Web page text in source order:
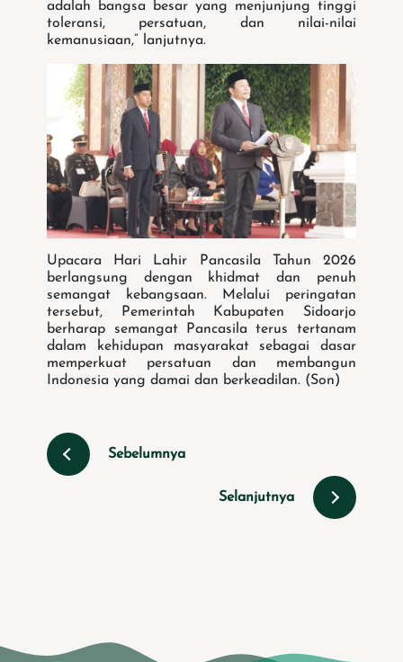
adalah bangsa besar yang menjunjung tinggi
toleransi, persatuan, dan nilai-nilai
kemanusiaan,” lanjutnya.
Upacara Hari Lahir Pancasila Tahun 2026
berlangsung dengan khidmat dan penuh
semangat kebangsaan. Melalui peringatan
tersebut, Pemerintah Kabupaten Sidoarjo
berharap semangat Pancasila terus tertanam
dalam kehidupan masyarakat sebagai dasar
memperkuat persatuan dan membangun
Indonesia yang damai dan berkeadilan. (Son)
Sebelumnya
Selanjutnya